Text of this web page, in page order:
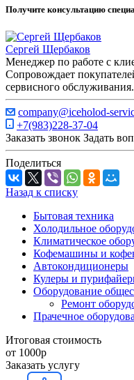
Получите консультацию
Сергей Щербаков
Менеджер по работе с
Сопровождает
сервисного обслуживания.
company@iceholod-
+7(983)228-37-04
Заказать звонок Задать
Поделиться
Назад к списку
Бытовая техника
Холодильное
Климатическое
Кофемашины и
Автокондиционеры
Кулеры и
Оборудование
Ремонт
Прачечное
Итоговая стоимость
от 1000р
Заказать услугу